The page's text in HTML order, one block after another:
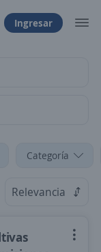
Ingresar
Categoría
Relevancia